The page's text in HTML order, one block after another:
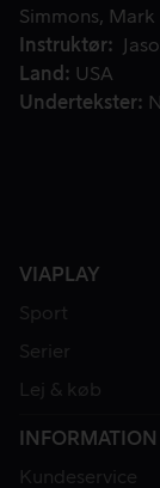
Simmons
Mark
Instruktør
Land
USA
Undertekster
VIAPLAY
Sport
Serier
Lej & køb
INFORMATION
Kundeservice